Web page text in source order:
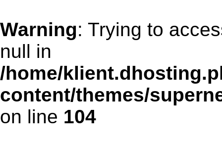
Warning: Trying to
null in
/home/
content/themes/
on line 104